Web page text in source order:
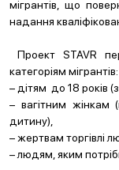
мігрантів, що
надання
Проект STAVR
категоріям мігрантів:
– дітям до 18 років
– вагітним жінкам
дитину),
– жертвам торгівлі
– людям, яким